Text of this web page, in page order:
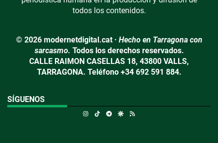
todos los contenidos.
© 2026 modernetdigital.cat · Hecho en Tarragona con
sarcasmo. Todos los derechos reservados.
CALLE RAIMON CASELLAS 18, 43800 VALLS,
TARRAGONA. Teléfono +34 692 591 884.
SÍGUENOS
Instagram
TikTokTelegramGoogle Discover